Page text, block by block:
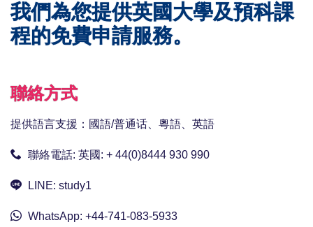
我們為您提供英國大學及預科課
程的免費申請服務。
聯絡方式
提供語言支援：國語/普通话、粵語、英語
聯絡電話: 英國: + 44(0)8444 930 990
LINE: study1
WhatsApp: +44-741-083-5933